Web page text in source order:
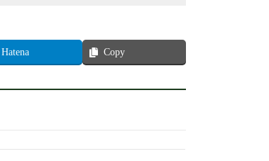
Hatena Copy